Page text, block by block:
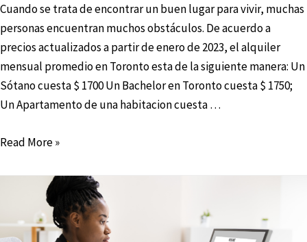
Cuando se trata de encontrar un buen lugar para vivir, muchas
personas encuentran muchos obstáculos. De acuerdo a
precios actualizados a partir de enero de 2023, el alquiler
mensual promedio en Toronto esta de la siguiente manera: Un
Sótano cuesta $ 1700 Un Bachelor en Toronto cuesta $ 1750;
Un Apartamento de una habitacion cuesta …
Read More »